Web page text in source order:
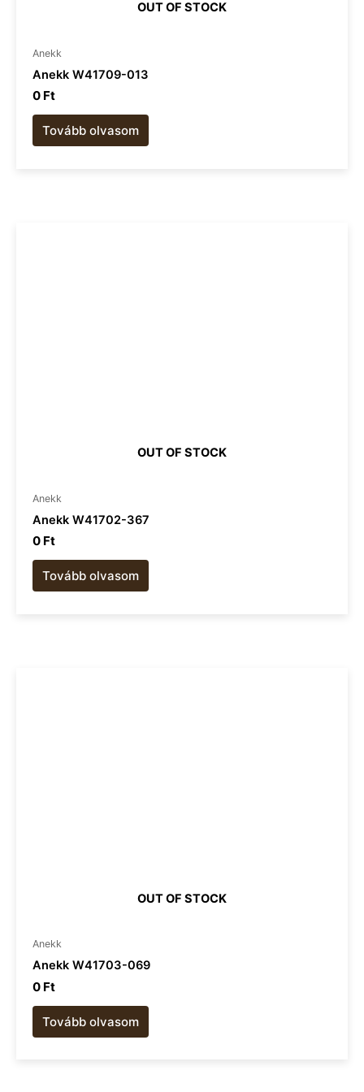
OUT OF STOCK
Anekk
Anekk W41709-013
0 Ft
Tovább olvasom
OUT OF STOCK
Anekk
Anekk W41702-367
0 Ft
Tovább olvasom
OUT OF STOCK
Anekk
Anekk W41703-069
0 Ft
Tovább olvasom